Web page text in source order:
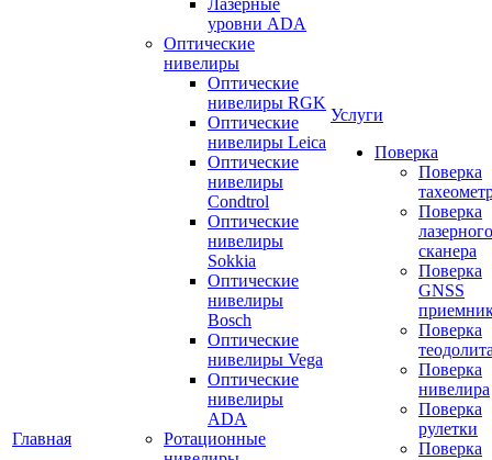
Главная
Лазерные
уровни ADA
Оптические
нивелиры
Оптические
нивелиры RGK
Оптические
нивелиры Leica
Оптические
нивелиры
Condtrol
Оптические
нивелиры
Sokkia
Оптические
нивелиры
Bosch
Оптические
нивелиры Vega
Оптические
нивелиры
ADA
Ротационные
Услуги
Поверка
Поверка
Поверка
лазерного
сканера
Поверка
GNSS
Поверка
Поверка
нивелира
Поверка
рулетки
Поверка